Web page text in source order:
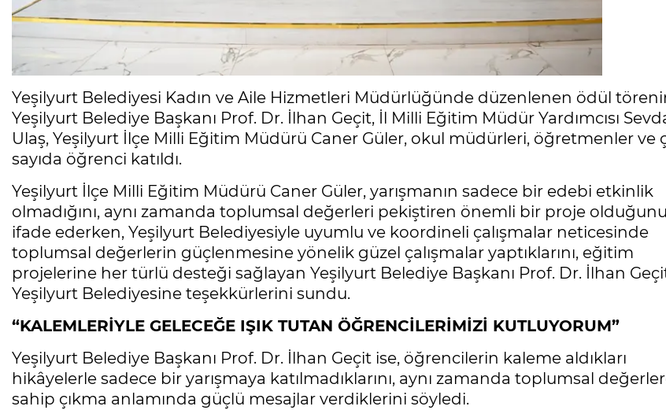
Yeşilyurt Belediyesi Kadın ve Aile Hizmetleri Müdürlüğünde düzenlenen ödül
Yeşilyurt Belediye Başkanı Prof. Dr. İlhan Geçit, İl Milli Eğitim Müdür Yardımcısı
Ulaş, Yeşilyurt İlçe Milli Eğitim Müdürü Caner Güler, okul müdürleri, öğretmenler ve
sayıda öğrenci katıldı.
Yeşilyurt İlçe Milli Eğitim Müdürü Caner Güler, yarışmanın sadece bir edebi etkinlik
olmadığını, aynı zamanda toplumsal değerleri pekiştiren önemli bir proje olduğunu
ifade ederken, Yeşilyurt Belediyesiyle uyumlu ve koordineli çalışmalar neticesinde
toplumsal değerlerin güçlenmesine yönelik güzel çalışmalar yaptıklarını, eğitim
projelerine her türlü desteği sağlayan Yeşilyurt Belediye Başkanı Prof. Dr. İlhan
Yeşilyurt Belediyesine teşekkürlerini sundu.
“KALEMLERİYLE GELECEĞE IŞIK TUTAN ÖĞRENCİLERİMİZİ KUTLUYORUM”
Yeşilyurt Belediye Başkanı Prof. Dr. İlhan Geçit ise, öğrencilerin kaleme aldıkları
hikâyelerle sadece bir yarışmaya katılmadıklarını, aynı zamanda toplumsal
sahip çıkma anlamında güçlü mesajlar verdiklerini söyledi.